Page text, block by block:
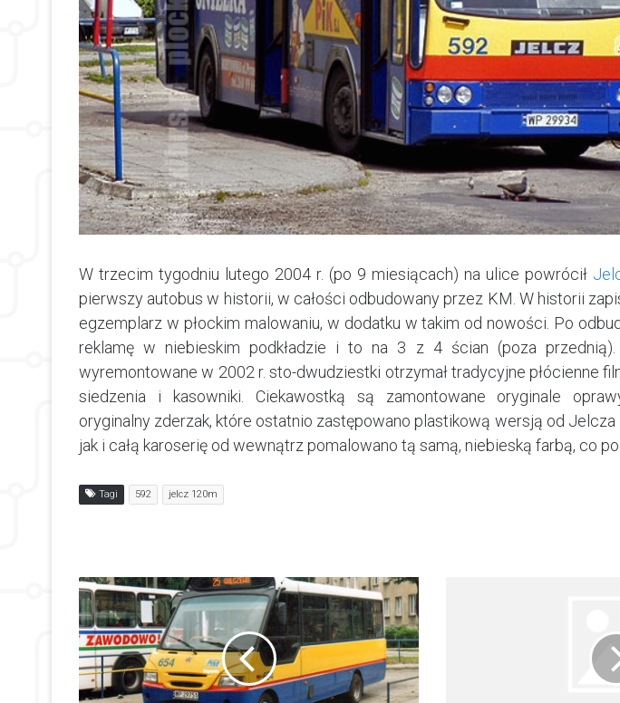
W trzecim tygodniu lutego 2004 r. (po 9 miesiącach) na ulice powrócił
pierwszy autobus w historii, w całości odbudowany przez KM. W historii
egzemplarz w płockim malowaniu, w dodatku w takim od nowości. Po
reklamę w niebieskim podkładzie i to na 3 z 4 ścian (poza
wyremontowane w 2002 r. sto-dwudziestki otrzymał tradycyjne płócienne
siedzenia i kasowniki. Ciekawostką są zamontowane oryginale
oryginalny zderzak, które ostatnio zastępowano plastikową wersją od Jelcza
jak i całą karoserię od wewnątrz pomalowano tą samą, niebieską farbą, co
Tagi 592 jelcz 120m